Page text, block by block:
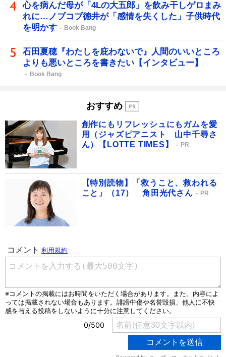
心を病んだ母が「4Lの大五郎」を飲み干しゲロまみ
れに…ノブコブ徳井が「感情を失くした」子供時代
を明かす
Book Bang
石田夏穂『わたしを庇わないで』人間のいいところ
よりも悪いところを書きたい【インタビュー】
Book Bang
おすすめ
創作にもリフレッシュにもガムを愛
用（ジャズピアニスト 山中千尋さ
ん）【LOTTE TIMES】
PR
【特別読物】「救うこと、救われる
こと」（17） 角田光代さん
PR